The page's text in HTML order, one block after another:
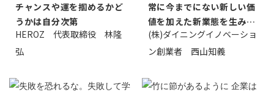
チャンスや運を掴めるかど
うかは自分次第
HEROZ 代表取締役 林隆
弘
常に今までにない新しい価
値を加えた新業態を生み出
すこと
(株)ダイニングイノベーショ
ン創業者 西山知義